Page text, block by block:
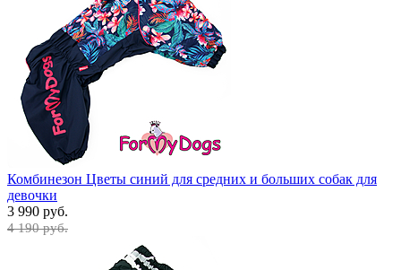
Комбинезон Цветы синий для средних и больших собак для
девочки
3 990 руб.
4 190 руб.